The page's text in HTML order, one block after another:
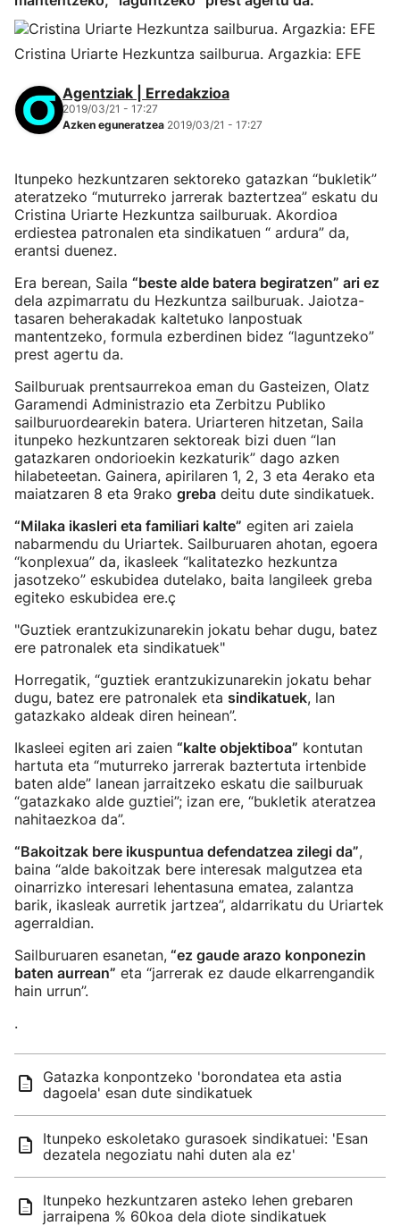
Cristina Uriarte Hezkuntza sailburua. Argazkia: EFE
Agentziak | Erredakzioa
2019/03/21 - 17:27
Azken eguneratzea 2019/03/21 - 17:27
Itunpeko hezkuntzaren sektoreko gatazkan “bukletik”
ateratzeko “muturreko jarrerak baztertzea” eskatu du
Cristina Uriarte Hezkuntza sailburuak. Akordioa
erdiestea patronalen eta sindikatuen “ ardura” da,
erantsi duenez.
Era berean, Saila “beste alde batera begiratzen” ari ez
dela azpimarratu du Hezkuntza sailburuak. Jaiotza-
tasaren beherakadak kaltetuko lanpostuak
mantentzeko, formula ezberdinen bidez “laguntzeko”
prest agertu da.
Sailburuak prentsaurrekoa eman du Gasteizen, Olatz
Garamendi Administrazio eta Zerbitzu Publiko
sailburuordearekin batera. Uriarteren hitzetan, Saila
itunpeko hezkuntzaren sektoreak bizi duen “lan
gatazkaren ondorioekin kezkaturik” dago azken
hilabeteetan. Gainera, apirilaren 1, 2, 3 eta 4erako eta
maiatzaren 8 eta 9rako greba deitu dute sindikatuek.
“Milaka ikasleri eta familiari kalte” egiten ari zaiela
nabarmendu du Uriartek. Sailburuaren ahotan, egoera
“konplexua” da, ikasleek “kalitatezko hezkuntza
jasotzeko” eskubidea dutelako, baita langileek greba
egiteko eskubidea ere.ç
"Guztiek erantzukizunarekin jokatu behar dugu, batez
ere patronalek eta sindikatuek"
Horregatik, “guztiek erantzukizunarekin jokatu behar
dugu, batez ere patronalek eta sindikatuek, lan
gatazkako aldeak diren heinean”.
Ikasleei egiten ari zaien “kalte objektiboa” kontutan
hartuta eta “muturreko jarrerak baztertuta irtenbide
baten alde” lanean jarraitzeko eskatu die sailburuak
“gatazkako alde guztiei”; izan ere, “bukletik ateratzea
nahitaezkoa da”.
“Bakoitzak bere ikuspuntua defendatzea zilegi da”,
baina “alde bakoitzak bere interesak malgutzea eta
oinarrizko interesari lehentasuna ematea, zalantza
barik, ikasleak aurretik jartzea”, aldarrikatu du Uriartek
agerraldian.
Sailburuaren esanetan, “ez gaude arazo konponezin
baten aurrean” eta “jarrerak ez daude elkarrengandik
hain urrun”.
.
Gatazka konpontzeko 'borondatea eta astia
dagoela' esan dute sindikatuek
Itunpeko eskoletako gurasoek sindikatuei: 'Esan
dezatela negoziatu nahi duten ala ez'
Itunpeko hezkuntzaren asteko lehen grebaren
jarraipena % 60koa dela diote sindikatuek